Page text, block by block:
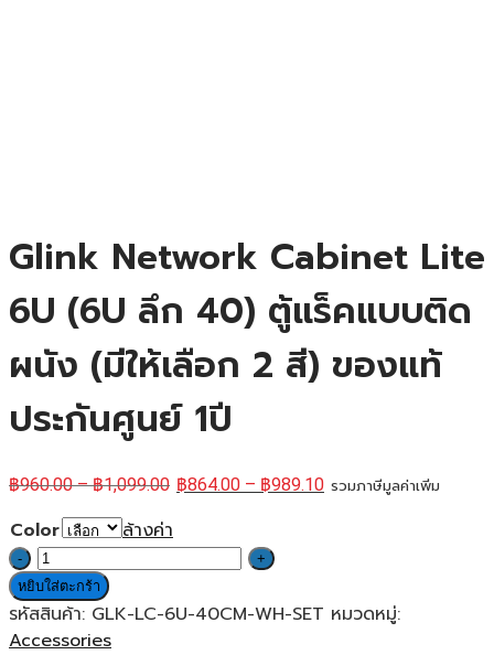
Glink Network Cabinet Lite
6U (6U ลึก 40) ตู้แร็คแบบติด
ผนัง (มีให้เลือก 2 สี) ของแท้
ประกันศูนย์ 1ปี
฿960.00–฿1,099.00 ฿864.00 – ฿989.10 รวมภาษีมูลค่าเพิ่ม
Color
ล้างค่า
จำนวน
Glink
Network
Cabinet
หยิบใส่ตะกร้า
รหัสสินค้า: GLK-LC-6U-40CM-WH-SET หมวดหมู่:
Accessories